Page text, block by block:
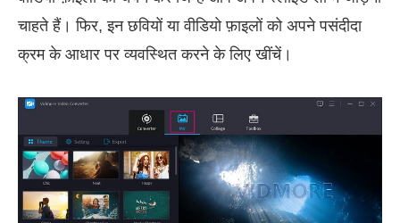
चाहते हैं। फिर, इन छवियों या वीडियो फ़ाइलों को अपने पसंदीदा
क्रम के आधार पर व्यवस्थित करने के लिए खींचें।